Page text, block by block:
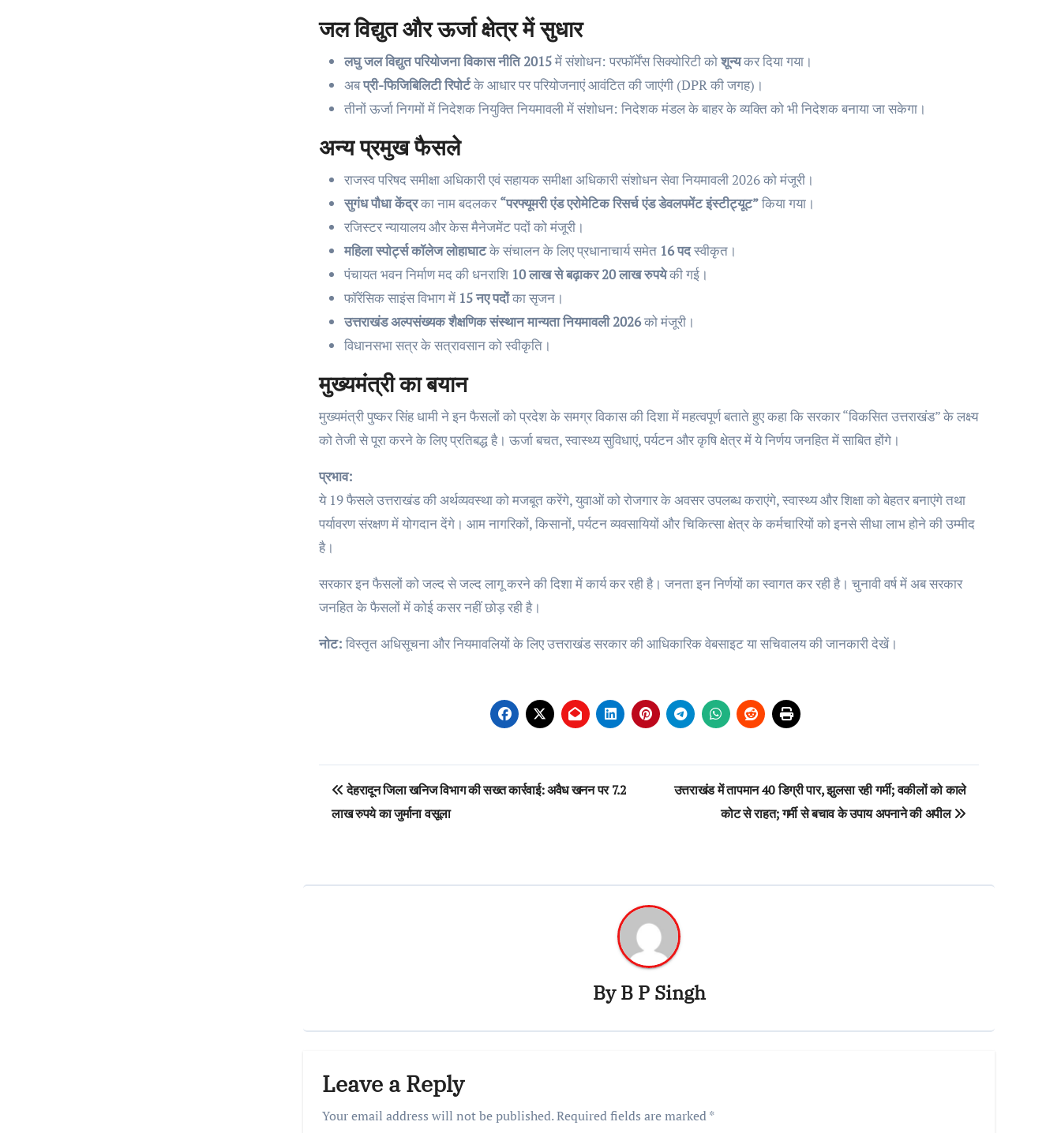
जल विद्युत और ऊर्जा क्षेत्र में सुधार
लघु जल विद्युत परियोजना विकास नीति 2015में संशोधन: परफॉर्मेंस सिक्योरिटी कोशून्यकर दिया गया।
अबप्री-फिजिबिलिटी रिपोर्टके आधार पर परियोजनाएं आवंटित की जाएंगी (DPR की जगह)।
तीनों ऊर्जा निगमों में निदेशक नियुक्ति नियमावली में संशोधन: निदेशक मंडल के बाहर के व्यक्ति को भी निदेशक बनाया जा सकेगा।
अन्य प्रमुख फैसले
राजस्व परिषद समीक्षा अधिकारी एवं सहायक समीक्षा अधिकारी संशोधन सेवा नियमावली 2026 को मंजूरी।
सुगंध पौधा केंद्रका नाम बदलकर“परफ्यूमरी एंड एरोमेटिक रिसर्च एंड डेवलपमेंट इंस्टीट्यूट”किया गया।
रजिस्टर न्यायालय और केस मैनेजमेंट पदों को मंजूरी।
महिला स्पोर्ट्स कॉलेज लोहाघाटके संचालन के लिए प्रधानाचार्य समेत 16 पदस्वीकृत।
पंचायत भवन निर्माण मद की धनराशि 10 लाख से बढ़ाकर 20 लाख रुपयेकी गई।
फॉरेंसिक साइंस विभाग में 15 नए पदोंका सृजन।
उत्तराखंड अल्पसंख्यक शैक्षणिक संस्थान मान्यता नियमावली 2026को मंजूरी।
विधानसभा सत्र के सत्रावसान को स्वीकृति।
मुख्यमंत्री का बयान
मुख्यमंत्री पुष्कर सिंह धामी ने इन फैसलों को प्रदेश के समग्र विकास की दिशा में महत्वपूर्ण बताते हुए कहा कि सरकार “विकसित उत्तराखंड” के लक्ष्य
को तेजी से पूरा करने के लिए प्रतिबद्ध है। ऊर्जा बचत, स्वास्थ्य सुविधाएं, पर्यटन और कृषि क्षेत्र में ये निर्णय जनहित में साबित होंगे।
प्रभाव:
ये 19 फैसले उत्तराखंड की अर्थव्यवस्था को मजबूत करेंगे, युवाओं को रोजगार के अवसर उपलब्ध कराएंगे, स्वास्थ्य और शिक्षा को बेहतर बनाएंगे तथा
पर्यावरण संरक्षण में योगदान देंगे। आम नागरिकों, किसानों, पर्यटन व्यवसायियों और चिकित्सा क्षेत्र के कर्मचारियों को इनसे सीधा लाभ होने की उम्मीद
है।
सरकार इन फैसलों को जल्द से जल्द लागू करने की दिशा में कार्य कर रही है। जनता इन निर्णयों का स्वागत कर रही है। चुनावी वर्ष में अब सरकार
जनहित के फैसलों में कोई कसर नहीं छोड़ रही है।
नोट: विस्तृत अधिसूचना और नियमावलियों के लिए उत्तराखंड सरकार की आधिकारिक वेबसाइट या सचिवालय की जानकारी देखें।
Post
navigation
देहरादून जिला खनिज विभाग की सख्त कार्रवाई: अवैध खनन पर 7.2
लाख रुपये का जुर्माना वसूला
उत्तराखंड में तापमान 40 डिग्री पार, झुलसा रही गर्मी; वकीलों को काले
कोट से राहत; गर्मी से बचाव के उपाय अपनाने की अपील
ByB P Singh
Leave a Reply
Your email address will not be published.Required fields are marked*